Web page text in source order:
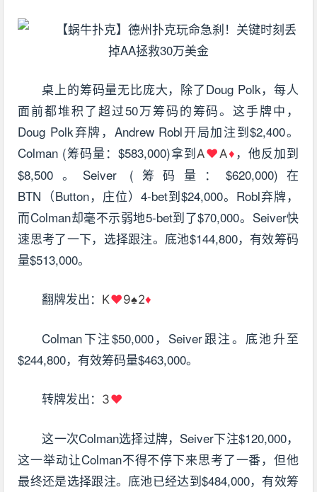
桌上的筹码量无比庞大，除了Doug Polk，每人
面前都堆积了超过50万筹码的筹码。这手牌中，
Doug Polk弃牌，Andrew Robl开局加注到$2,400。
Colman (筹码量：$583,000)拿到A♥A♦ ，他反加到
$8,500。Seiver (筹码量：$620,000)在
BTN（Button，庄位）4-bet到$24,000。Robl弃牌，
而Colman却毫不示弱地5-bet到了$70,000。Seiver快
速思考了一下，选择跟注。底池$144,800，有效筹码
量$513,000。
翻牌发出： K♥9♠2♦
Colman下注$50,000，Seiver跟注。底池升至
$244,800，有效筹码量$463,000。
转牌发出： 3♥
这一次Colman选择过牌，Seiver下注$120,000，
这一举动让Colman不得不停下来思考了一番，但他
最终还是选择跟注。底池已经达到$484,000，有效筹